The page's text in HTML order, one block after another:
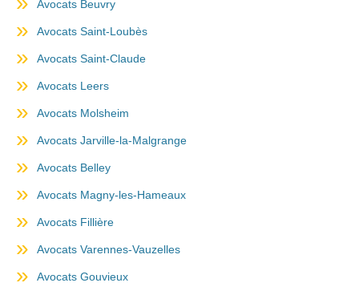
Avocats Beuvry
Avocats Saint-Loubès
Avocats Saint-Claude
Avocats Leers
Avocats Molsheim
Avocats Jarville-la-Malgrange
Avocats Belley
Avocats Magny-les-Hameaux
Avocats Fillière
Avocats Varennes-Vauzelles
Avocats Gouvieux